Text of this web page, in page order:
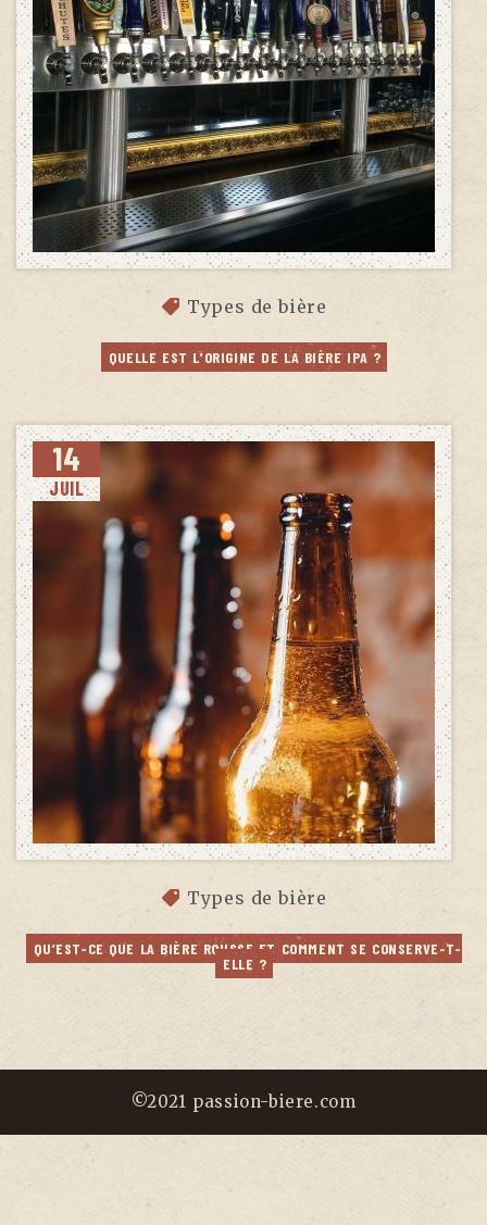
Types de bière
QUELLE EST L’ORIGINE DE LA BIÈRE IPA ?
14
JUIL
Types de bière
QU’EST-CE QUE LA BIÈRE ROUSSE ET COMMENT SE CONSERVE-T-
ELLE ?
©2021 passion-biere.com